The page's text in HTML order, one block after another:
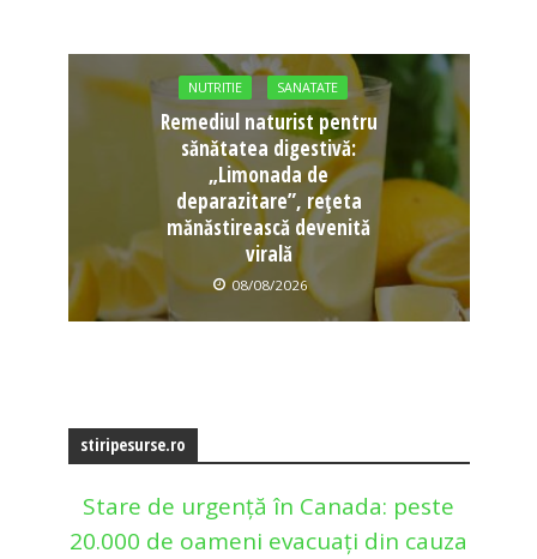
NUTRITIE SANATATE
Remediul naturist pentru
sănătatea digestivă:
„Limonada de
deparazitare”, rețeta
mănăstirească devenită
virală
08/08/2026
stiripesurse.ro
Stare de urgență în Canada: peste
20.000 de oameni evacuați din cauza